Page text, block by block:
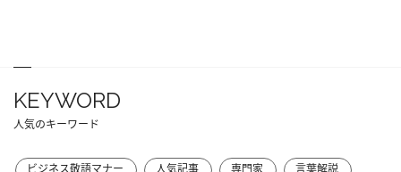
KEYWORD
人気のキーワード